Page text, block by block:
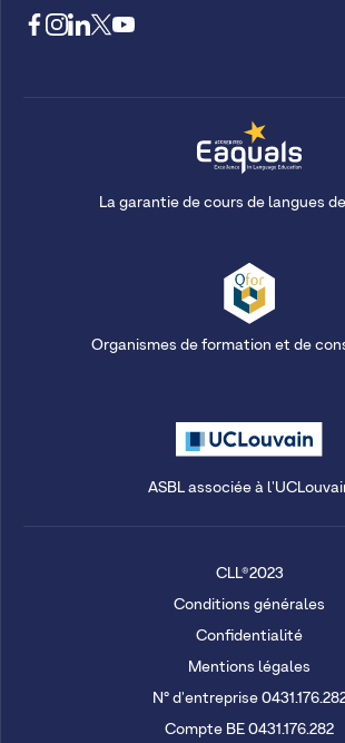
La garantie de cours de langues
Organismes de formation et de
ASBL associée à
CLL®2023
Conditions générales
Confidentialité
Mentions légales
N° d'entreprise
Compte BE 0431.176.282